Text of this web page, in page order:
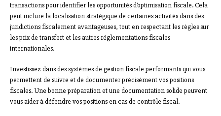
transactions pour identifier les opportunités d’optimisation fiscale. Cela
peut inclure la localisation stratégique de certaines activités dans des
juridictions fiscalement avantageuses, tout en respectant les règles sur
les prix de transfert et les autres réglementations fiscales
internationales.
Investissez dans des systèmes de gestion fiscale performants qui vous
permettent de suivre et de documenter précisément vos positions
fiscales. Une bonne préparation et une documentation solide peuvent
vous aider à défendre vos positions en cas de contrôle fiscal.